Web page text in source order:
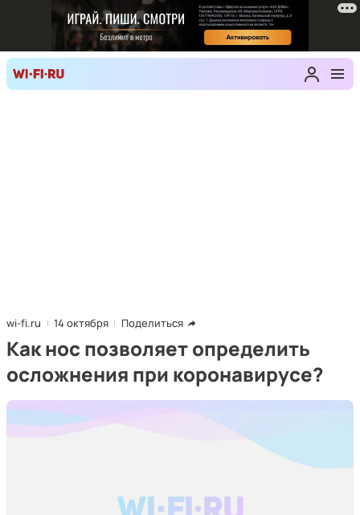
wi-fi.ru 14 октября Поделиться
Как нос позволяет определить
осложнения при коронавирусе?